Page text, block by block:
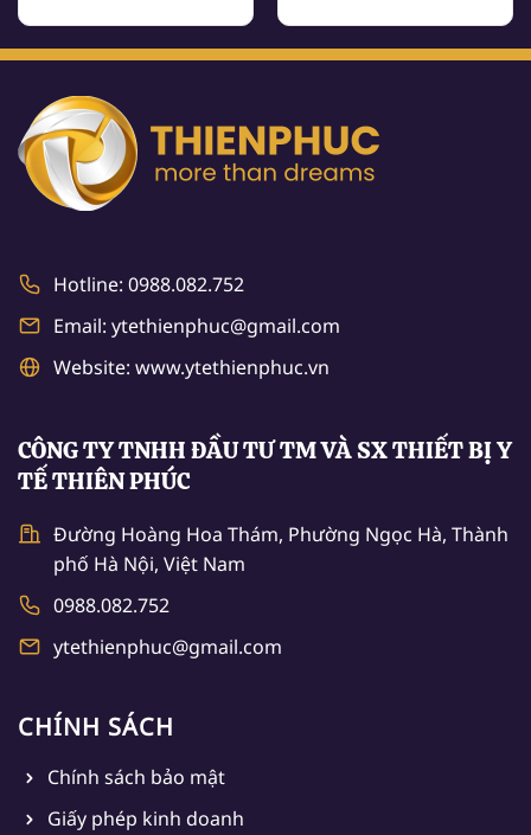
Hotline: 0988.082.752
Email: ytethienphuc@gmail.com
Website: www.ytethienphuc.vn
CÔNG TY TNHH ĐẦU TƯ TM VÀ SX THIẾT BỊ Y
TẾ THIÊN PHÚC
Đường Hoàng Hoa Thám, Phường Ngọc Hà, Thành
phố Hà Nội, Việt Nam
0988.082.752
ytethienphuc@gmail.com
CHÍNH SÁCH
Chính sách bảo mật
Giấy phép kinh doanh